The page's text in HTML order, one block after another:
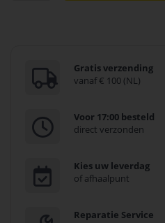
Gratis verzending
vanaf € 100 (NL)
Voor 17:00 besteld
direct verzonden
Kies uw leverdag
of afhaalpunt
Reparatie Service